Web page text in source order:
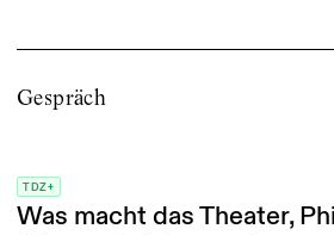
Gespräch
TDZ+
Was macht das Theater,